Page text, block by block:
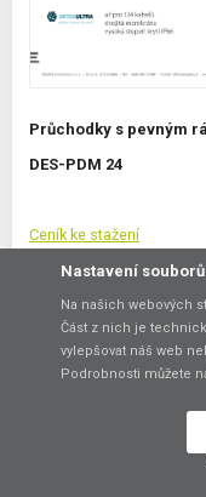
Průchodky s pevným
DES-PDM 24
Ceník ke stažení
Nastavení
Na našich webových
Část z nich je
vylepšovat náš web
Podrobnosti můžete